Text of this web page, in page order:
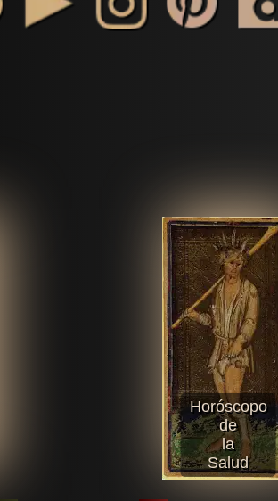
Horóscopo
de
la
Salud